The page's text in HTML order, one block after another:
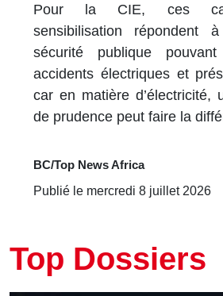
Pour la CIE, ces
sensibilisation répondent
sécurité publique
accidents électriques et
car en matière d’électricité,
de prudence peut faire la
BC/Top News Africa
Publié le mercredi 8 juillet 2026
Top Dossiers